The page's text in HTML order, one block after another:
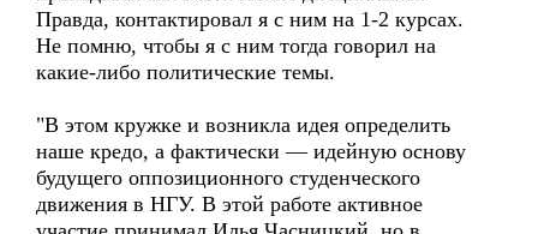
Правда, контактировал я с ним на 1-2 курсах.
Не помню, чтобы я с ним тогда говорил на
какие-либо политические темы.
"В этом кружке и возникла идея определить
наше кредо, а фактически — идейную основу
будущего оппозиционного студенческого
движения в НГУ. В этой работе активное